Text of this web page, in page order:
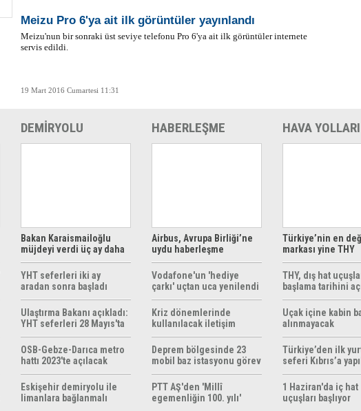
Meizu Pro 6'ya ait ilk görüntüler yayınlandı
Meizu'nun bir sonraki üst seviye telefonu Pro 6'ya ait ilk görüntüler internete
servis edildi.
19 Mart 2016 Cumartesi 11:31
DEMİRYOLU
Bakan Karaismailoğlu
müjdeyi verdi üç ay daha
ücretsiz
YHT seferleri iki ay
aradan sonra başladı
Ulaştırma Bakanı açıkladı:
YHT seferleri 28 Mayıs'ta
başlıyor
OSB-Gebze-Darıca metro
hattı 2023'te açılacak
Eskişehir demiryolu ile
limanlara bağlanmalı
HABERLEŞME
Airbus, Avrupa Birliği’ne
uydu haberleşme
çözümleri sunuyor
Vodafone'un 'hediye
çarkı' uçtan uca yenilendi
Kriz dönemlerinde
kullanılacak iletişim
yöntemleri rehberi
hazırlandı
Deprem bölgesinde 23
mobil baz istasyonu görev
yapıyor
PTT AŞ'den 'Millî
egemenliğin 100. yılı'
HAVA YOLLARI
Türkiye’nin en
markası yine THY
THY, dış hat
başlama tarihini
Uçak içine kabin
alınmayacak
Türkiye’den ilk yurt
seferi Kıbrıs’a
1 Haziran'da iç hat
uçuşları başlıyor